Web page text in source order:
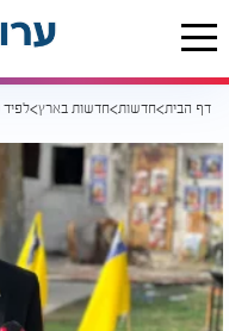
דף הבית חדשות חדשות בארץ